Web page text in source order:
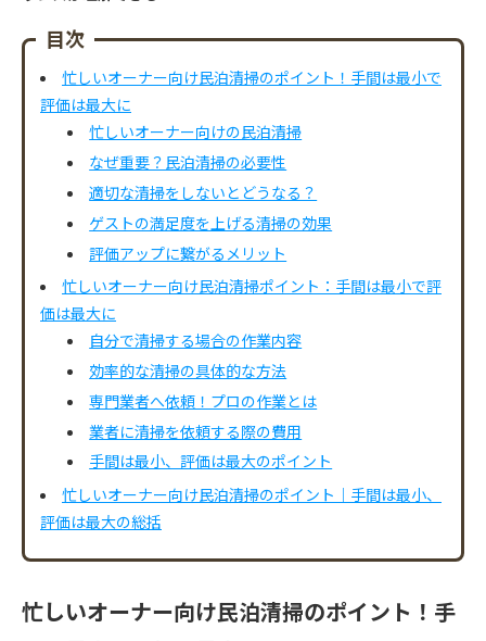
目次
忙しいオーナー向け民泊清掃のポイント！手間は最小で
評価は最大に
忙しいオーナー向けの民泊清掃
なぜ重要？民泊清掃の必要性
適切な清掃をしないとどうなる？
ゲストの満足度を上げる清掃の効果
評価アップに繋がるメリット
忙しいオーナー向け民泊清掃ポイント：手間は最小で評
価は最大に
自分で清掃する場合の作業内容
効率的な清掃の具体的な方法
専門業者へ依頼！プロの作業とは
業者に清掃を依頼する際の費用
手間は最小、評価は最大のポイント
忙しいオーナー向け民泊清掃のポイント｜手間は最小、
評価は最大の総括
忙しいオーナー向け民泊清掃のポイント！手